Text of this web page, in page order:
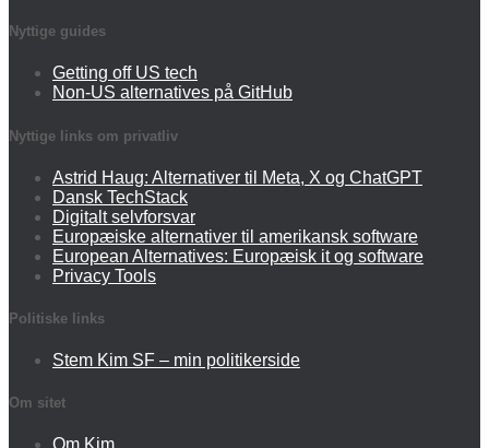
Nyttige guides
Getting off US tech
Non-US alternatives på GitHub
Nyttige links om privatliv
Astrid Haug: Alternativer til Meta, X og ChatGPT
Dansk TechStack
Digitalt selvforsvar
Europæiske alternativer til amerikansk software
European Alternatives: Europæisk it og software
Privacy Tools
Politiske links
Stem Kim SF – min politikerside
Om sitet